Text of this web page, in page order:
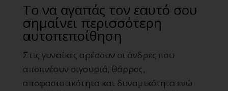
Το να αγαπάς τον εαυτό σου
σημαίνει περισσότερη
αυτοπεποίθηση
Στις γυναίκες αρέσουν οι άνδρες που
αποπνέουν σιγουριά, θάρρος,
αποφασιστικότητα και δυναμικότητα ενώ